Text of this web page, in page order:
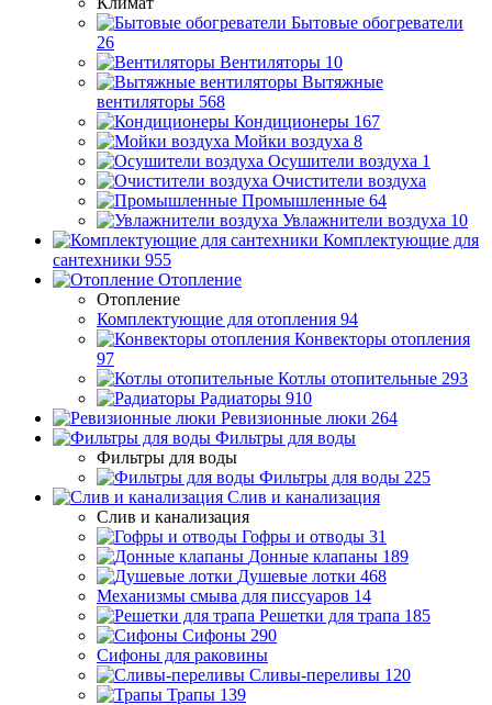
Бытовые обогреватели
26
Вентиляторы 10
Вытяжные
вентиляторы 568
Кондиционеры 167
Мойки воздуха 8
Осушители воздуха 1
Очистители воздуха
Промышленные 64
Увлажнители воздуха 10
Комплектующие для
сантехники 955
Отопление
Отопление
Комплектующие для отопления 94
Конвекторы отопления
97
Котлы отопительные 293
Радиаторы 910
Ревизионные люки 264
Фильтры для воды
Фильтры для воды
Фильтры для воды 225
Слив и канализация
Слив и канализация
Гофры и отводы 31
Донные клапаны 189
Душевые лотки 468
Механизмы смыва для писсуаров 14
Решетки для трапа 185
Сифоны 290
Сифоны для раковины
Сливы-переливы 120
Трапы 139